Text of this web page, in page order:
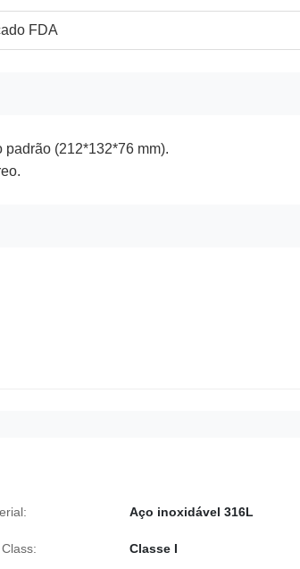
FDA
(212*132*76 mm).
Aço inoxidável 316L
Classe I